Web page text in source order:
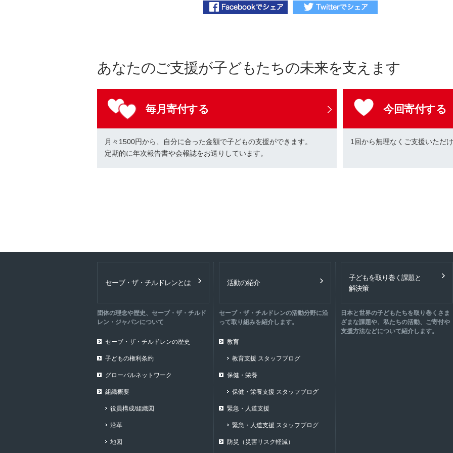
あなたのご支援が子どもたちの未来を支えます
毎月寄付する
月々1500円から、自分に合った金額で子どもの支援ができます。
定期的に年次報告書や会報誌をお送りしています。
今回寄付する
1回から無理なくご支援いただ
セーブ・ザ・チルドレンとは
団体の理念や歴史、セーブ・ザ・チルド
レン・ジャパンについて
セーブ・ザ・チルドレンの歴史
子どもの権利条約
グローバルネットワーク
組織概要
役員構成/組織図
沿革
地図
活動の紹介
セーブ・ザ・チルドレンの活動分野に沿
って取り組みを紹介します。
教育
教育支援 スタッフブログ
保健・栄養
保健・栄養支援 スタッフブログ
緊急・人道支援
緊急・人道支援 スタッフブログ
防災（災害リスク軽減）
子どもを取り巻く課題と
解決策
日本と世界の子どもたちを取り巻くさま
ざまな課題や、私たちの活動、ご寄付や
支援方法などについて紹介します。